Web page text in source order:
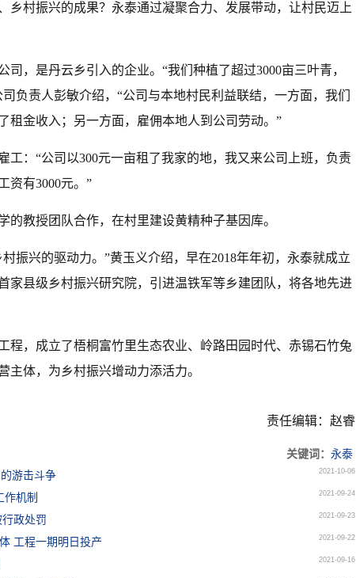
乡村振兴的成果？永泰通过凝聚合力、发展带动，让村民迈上
司，是丹云乡引入的企业。“我们种植了超过3000亩三叶青，
负责人彭敏介绍，“公司与本地村民利益联结，一方面，我们
租金收入；另一方面，雇佣本地人到公司劳动。”
工：“公司以300元一亩租了我家的地，我又来公司上班，负责
资有3000元。”
的教授团队合作，在村里建设黄精种子基因库。
振兴的驱动力。”黄玉义介绍，早在2018年年初，永泰就成立
家县级乡村振兴研究院，引进温铁军等乡建团队，将各地先进
程，成立了梧桐富竹里生态农业、岭路田园时代、赤锡石竹兔
主体，为乡村振兴增动力添活力。
责任编辑：赵睿
关键词： 永泰
游击斗争
2021-10-06
作机制 2021-09-24
政处罚 2021-09-23
工程一期明日投产 2021-09-22
2021-09-16